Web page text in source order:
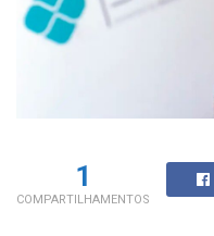
1
COMPARTILHAMENTOS